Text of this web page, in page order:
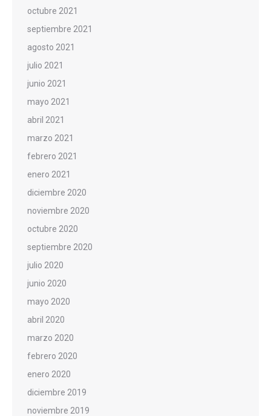
octubre 2021
septiembre 2021
agosto 2021
julio 2021
junio 2021
mayo 2021
abril 2021
marzo 2021
febrero 2021
enero 2021
diciembre 2020
noviembre 2020
octubre 2020
septiembre 2020
julio 2020
junio 2020
mayo 2020
abril 2020
marzo 2020
febrero 2020
enero 2020
diciembre 2019
noviembre 2019